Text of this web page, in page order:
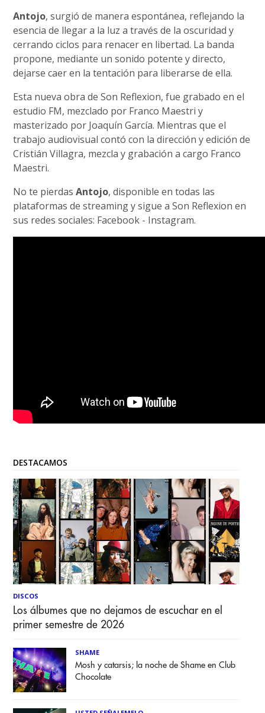
Antojo, surgió de manera espontánea, reflejando la
esencia de llegar a la luz a través de la oscuridad y
cerrando ciclos para renacer en libertad. La banda
propone, mediante un sonido potente y directo,
dejarse caer en la tentación para liberarse de ella.
Esta nueva obra de Son Reflexion, fue grabado en el
estudio FM, mezclado por Franco Maestri y
masterizado por Joaquín García. Mientras que el
trabajo audiovisual contó con la dirección y edición de
Cristián Villagra, mezcla y grabación a cargo Franco
Maestri.
No te pierdasAntojo, disponible en todas las
plataformas de streaming y sigue a Son Reflexion en
sus redes sociales: Facebook - Instagram.
DESTACAMOS
DISCOS
Los álbumes que no dejamos de escuchar en el
primer semestre de 2026
SHAME
Mosh y catarsis; la noche de Shame en Club
Chocolate